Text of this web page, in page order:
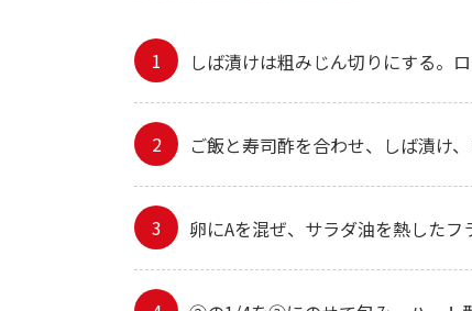
しば漬けは粗みじん切りにする。
ご飯と寿司酢を合わせ、しば漬け
卵にAを混ぜ、サラダ油を熱した